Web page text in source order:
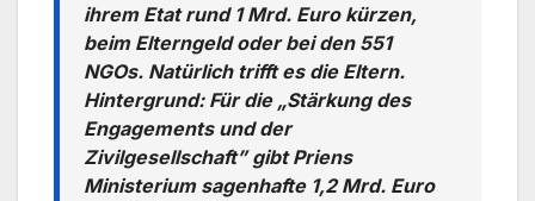
ihrem Etat rund 1 Mrd. Euro kürzen,
beim Elterngeld oder bei den 551
NGOs. Natürlich trifft es die Eltern.
Hintergrund: Für die „Stärkung des
Engagements und der
Zivilgesellschaft” gibt Priens
Ministerium sagenhafte 1,2 Mrd. Euro